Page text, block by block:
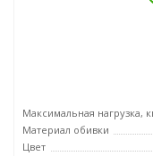
Максимальная нагрузка,
Материал обивки
Цвет